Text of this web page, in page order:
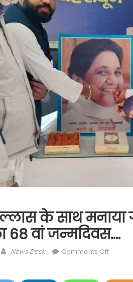
के साथ मनाया
68 वां जन्मदिवस….
Author
News Desk Comments Offon